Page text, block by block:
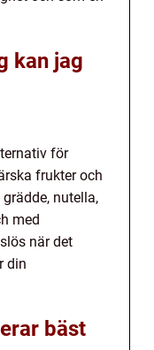
kan jag
för
frukter och
nutella,
med
när det
din
bäst